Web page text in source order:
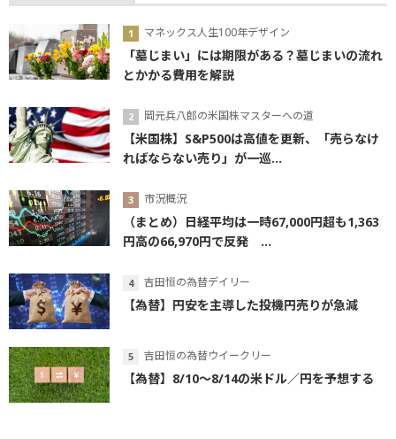
マネックス人生100年デザイン
「墓じまい」には期限がある？墓じまいの流れ
とかかる費用を解説
岡元兵八郎の米国株マスターへの道
【米国株】S&P500は高値を更新、「売らなけ
ればならない売り」が一巡...
市況概況
（まとめ）日経平均は一時67,000円超も1,363
円高の66,970円で反発 ...
吉田恒の為替デイリー
【為替】円安を主導した投機円売りが急減
吉田恒の為替ウイークリー
【為替】8/10～8/14の米ドル／円を予想する